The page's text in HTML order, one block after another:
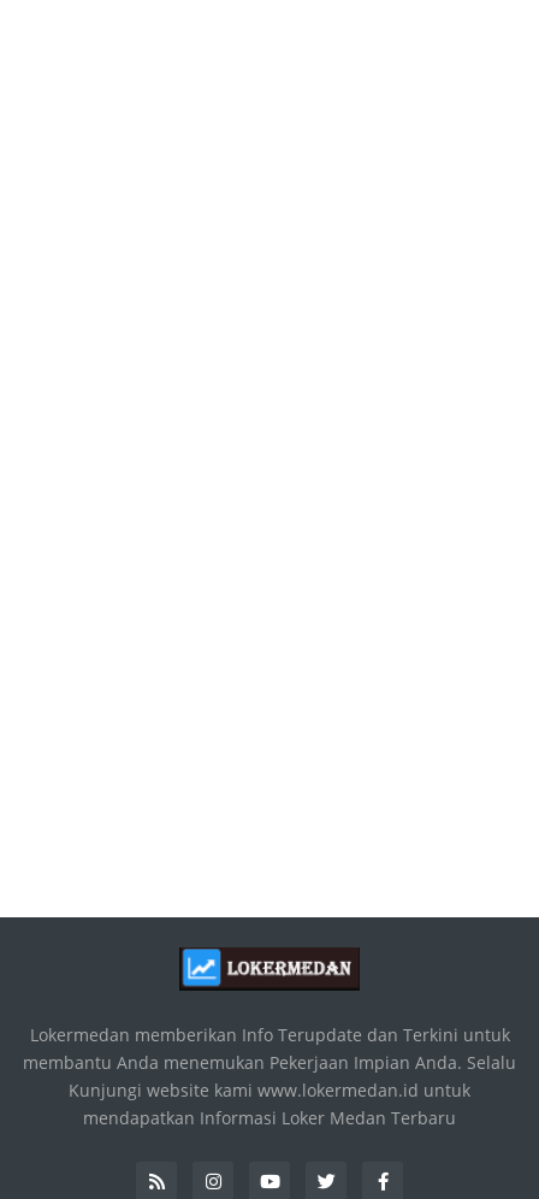
Lokermedan memberikan Info Terupdate dan Terkini untuk
membantu Anda menemukan Pekerjaan Impian Anda. Selalu
Kunjungi website kami www.lokermedan.id untuk
mendapatkan Informasi Loker Medan Terbaru